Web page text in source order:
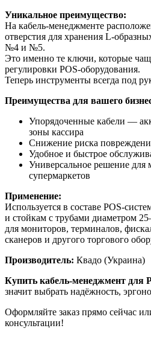
Уникальное преимущество:
На кабель-менеджменте
отверстия для хранения L-
№4 и №5.
Это именно те ключи, которые
регулировки POS-оборудования.
Теперь инструменты всегда под
Преимущества для вашего
Упорядоченные кабели —
зоны кассира
Снижение риска
Удобное и быстрое
Универсальное решение для
супермаркетов
Применение:
Используется в составе POS-
и стойкам с трубами диаметром
для мониторов, терминалов,
сканеров и другого торгового
Производитель: Квадо (Украина)
Купить кабель-менеджмент для
значит выбрать надёжность,
Оформляйте заказ прямо сейчас
консультации!